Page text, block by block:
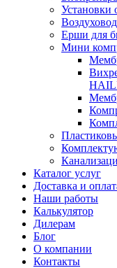
Установки
Ерши для
Мини
Каталог услуг
Доставка и
Наши работы
Калькулятор
Дилерам
Блог
О компании
Контакты